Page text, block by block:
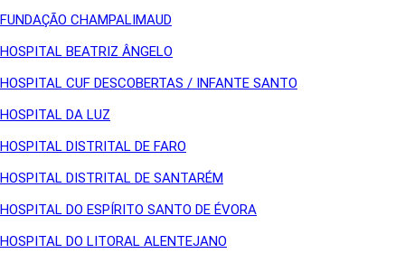
FUNDAÇÃO CHAMPALIMAUD
HOSPITAL BEATRIZ ÂNGELO
HOSPITAL CUF DESCOBERTAS / INFANTE SANTO
HOSPITAL DA LUZ
HOSPITAL DISTRITAL DE FARO
HOSPITAL DISTRITAL DE SANTARÉM
HOSPITAL DO ESPÍRITO SANTO DE ÉVORA
HOSPITAL DO LITORAL ALENTEJANO